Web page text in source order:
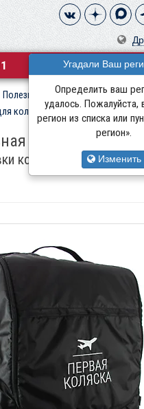
Угадали Ваш
Определить ваш
удалось. Пожалуйста,
регион из списка или
регион».
Изменить
колясок
Полезные аксессуары
колясок
Универсальные
сумка Leo Baby
компактных